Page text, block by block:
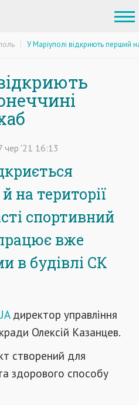
У Маріуполі відкриють перший
чер '21 16:13
на території
спортивний
вже
в будівлі СК
директор управління
Олексій Казанцев.
створений для
здорового способу